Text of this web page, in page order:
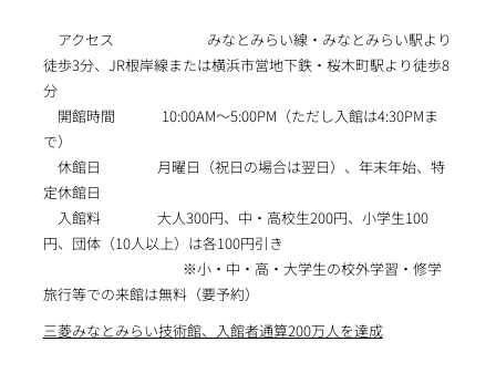
アクセス みなとみらい線・みなとみらい駅より
徒歩3分、JR根岸線または横浜市営地下鉄・桜木町駅より徒歩8
分
開館時間 10:00AM～5:00PM（ただし入館は4:30PMま
で）
休館日 月曜日（祝日の場合は翌日）、年末年始、特
定休館日
入館料 大人300円、中・高校生200円、小学生100
円、団体（10人以上）は各100円引き
※小・中・高・大学生の校外学習・修学
旅行等での来館は無料（要予約）
三菱みなとみらい技術館、入館者通算200万人を達成